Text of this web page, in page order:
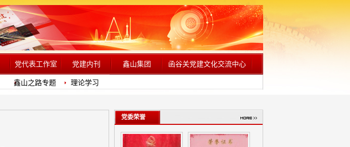
鑫山之路专题 理论学习
党代表工作室 党建内刊 鑫山集团 函谷关党建文化交流中心
党委荣誉